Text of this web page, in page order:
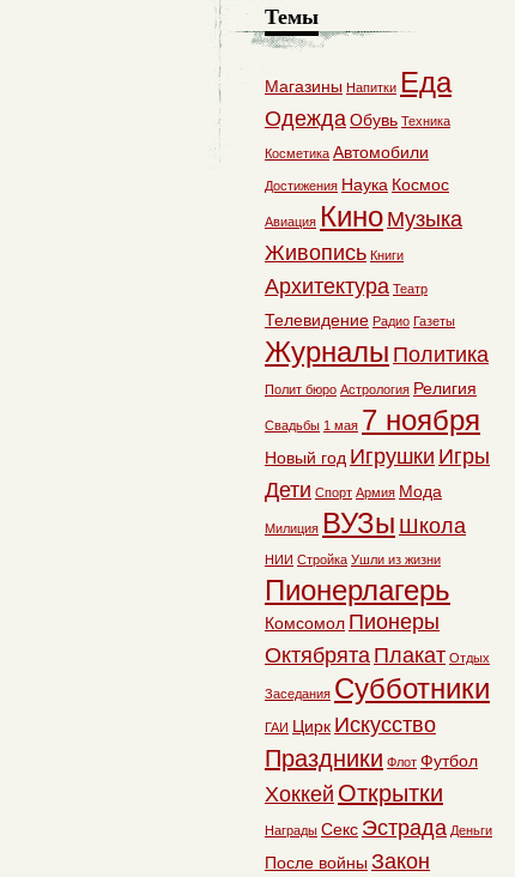
Темы
Магазины Напитки Еда
ОдеждаОбувь Техника
Косметика Автомобили
Достижения Наука Космос
Авиация Кино Музыка
Живопись Книги
Архитектура Театр
Телевидение Радио Газеты
Журналы Политика
Полит бюро Астрология Религия
Свадьбы 1 мая 7 ноября
Новый год Игрушки Игры
Дети Спорт Армия Мода
Милиция ВУЗы Школа
НИИ Стройка Ушли из жизни
Пионерлагерь
Комсомол Пионеры
Октябрята Плакат Отдых
Заседания Субботники
ГАИ Цирк Искусство
Праздники Флот Футбол
Хоккей Открытки
Награды Секс Эстрада Деньги
После войны Закон